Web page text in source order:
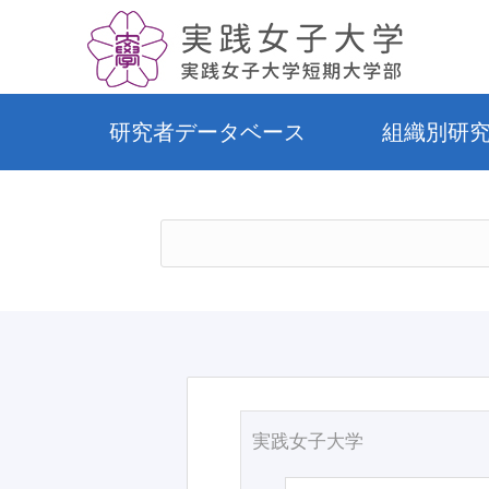
研究者データベース 組織別研
実践女子大学